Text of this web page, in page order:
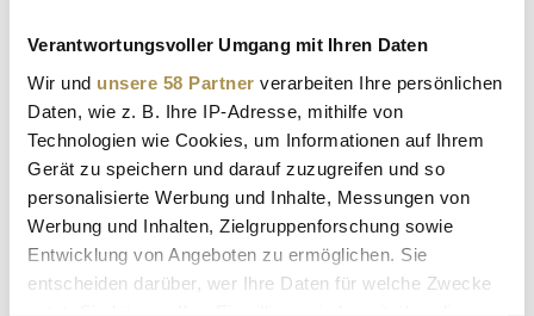
Verantwortungsvoller Umgang mit Ihren Daten
Wir und unsere 58 Partner verarbeiten Ihre persönlichen
Daten, wie z. B. Ihre IP-Adresse, mithilfe von
Technologien wie Cookies, um Informationen auf Ihrem
Gerät zu speichern und darauf zuzugreifen und so
personalisierte Werbung und Inhalte, Messungen von
Werbung und Inhalten, Zielgruppenforschung sowie
Entwicklung von Angeboten zu ermöglichen. Sie
entscheiden darüber, wer Ihre Daten für welche Zwecke